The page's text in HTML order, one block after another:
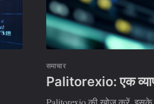
समाचार
Palitorexio: एक